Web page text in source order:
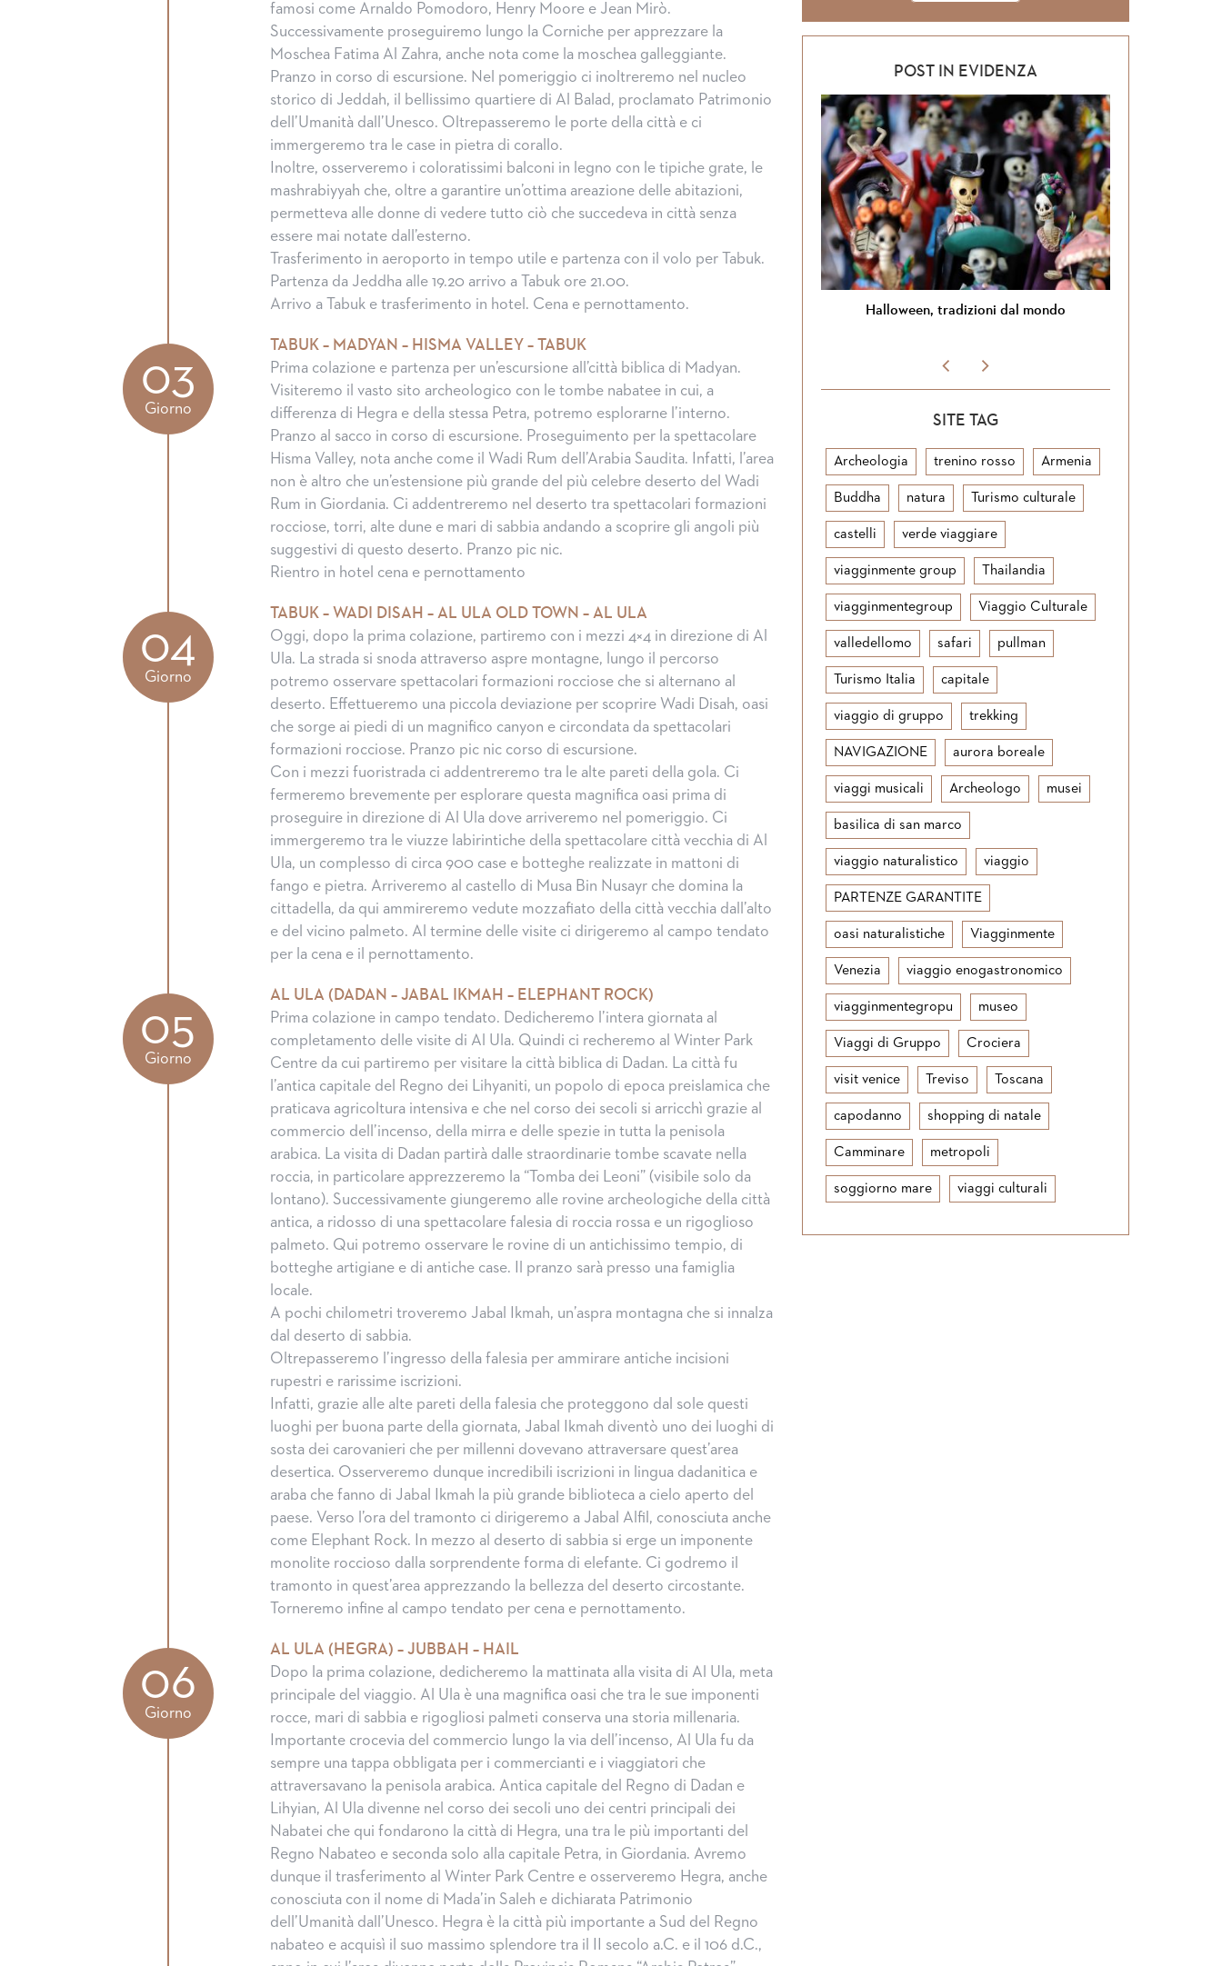
famosi come Arnaldo Pomodoro, Henry Moore e Jean Mirò.
Successivamente proseguiremo lungo la Corniche per apprezzare la
Moschea Fatima Al Zahra, anche nota come la moschea galleggiante.
Pranzo in corso di escursione. Nel pomeriggio ci inoltreremo nel nucleo
storico di Jeddah, il bellissimo quartiere di Al Balad, proclamato Patrimonio
dell’Umanità dall’Unesco. Oltrepasseremo le porte della città e ci
immergeremo tra le case in pietra di corallo.
Inoltre, osserveremo i coloratissimi balconi in legno con le tipiche grate, le
mashrabiyyah che, oltre a garantire un’ottima areazione delle abitazioni,
permetteva alle donne di vedere tutto ciò che succedeva in città senza
essere mai notate dall’esterno.
Trasferimento in aeroporto in tempo utile e partenza con il volo per Tabuk.
Partenza da Jeddha alle 19.20 arrivo a Tabuk ore 21.00.
Arrivo a Tabuk e trasferimento in hotel. Cena e pernottamento.
03
Giorno
TABUK – MADYAN – HISMA VALLEY – TABUK
Prima colazione e partenza per un’escursione all’città biblica di Madyan.
Visiteremo il vasto sito archeologico con le tombe nabatee in cui, a
differenza di Hegra e della stessa Petra, potremo esplorarne l’interno.
Pranzo al sacco in corso di escursione. Proseguimento per la spettacolare
Hisma Valley, nota anche come il Wadi Rum dell’Arabia Saudita. Infatti, l’area
non è altro che un’estensione più grande del più celebre deserto del Wadi
Rum in Giordania. Ci addentreremo nel deserto tra spettacolari formazioni
rocciose, torri, alte dune e mari di sabbia andando a scoprire gli angoli più
suggestivi di questo deserto. Pranzo pic nic.
Rientro in hotel cena e pernottamento
04
Giorno
TABUK – WADI DISAH – AL ULA OLD TOWN – AL ULA
Oggi, dopo la prima colazione, partiremo con i mezzi 4×4 in direzione di Al
Ula. La strada si snoda attraverso aspre montagne, lungo il percorso
potremo osservare spettacolari formazioni rocciose che si alternano al
deserto. Effettueremo una piccola deviazione per scoprire Wadi Disah, oasi
che sorge ai piedi di un magnifico canyon e circondata da spettacolari
formazioni rocciose. Pranzo pic nic corso di escursione.
Con i mezzi fuoristrada ci addentreremo tra le alte pareti della gola. Ci
fermeremo brevemente per esplorare questa magnifica oasi prima di
proseguire in direzione di Al Ula dove arriveremo nel pomeriggio. Ci
immergeremo tra le viuzze labirintiche della spettacolare città vecchia di Al
Ula, un complesso di circa 900 case e botteghe realizzate in mattoni di
fango e pietra. Arriveremo al castello di Musa Bin Nusayr che domina la
cittadella, da qui ammireremo vedute mozzafiato della città vecchia dall’alto
e del vicino palmeto. Al termine delle visite ci dirigeremo al campo tendato
per la cena e il pernottamento.
05
Giorno
AL ULA (DADAN – JABAL IKMAH – ELEPHANT ROCK)
Prima colazione in campo tendato. Dedicheremo l’intera giornata al
completamento delle visite di Al Ula. Quindi ci recheremo al Winter Park
Centre da cui partiremo per visitare la città biblica di Dadan. La città fu
l’antica capitale del Regno dei Lihyaniti, un popolo di epoca preislamica che
praticava agricoltura intensiva e che nel corso dei secoli si arricchì grazie al
commercio dell’incenso, della mirra e delle spezie in tutta la penisola
arabica. La visita di Dadan partirà dalle straordinarie tombe scavate nella
roccia, in particolare apprezzeremo la “Tomba dei Leoni” (visibile solo da
lontano). Successivamente giungeremo alle rovine archeologiche della città
antica, a ridosso di una spettacolare falesia di roccia rossa e un rigoglioso
palmeto. Qui potremo osservare le rovine di un antichissimo tempio, di
botteghe artigiane e di antiche case. Il pranzo sarà presso una famiglia
locale.
A pochi chilometri troveremo Jabal Ikmah, un’aspra montagna che si innalza
dal deserto di sabbia.
Oltrepasseremo l’ingresso della falesia per ammirare antiche incisioni
rupestri e rarissime iscrizioni.
Infatti, grazie alle alte pareti della falesia che proteggono dal sole questi
luoghi per buona parte della giornata, Jabal Ikmah diventò uno dei luoghi di
sosta dei carovanieri che per millenni dovevano attraversare quest’area
desertica. Osserveremo dunque incredibili iscrizioni in lingua dadanitica e
araba che fanno di Jabal Ikmah la più grande biblioteca a cielo aperto del
paese. Verso l’ora del tramonto ci dirigeremo a Jabal Alfil, conosciuta anche
come Elephant Rock. In mezzo al deserto di sabbia si erge un imponente
monolite roccioso dalla sorprendente forma di elefante. Ci godremo il
tramonto in quest’area apprezzando la bellezza del deserto circostante.
Torneremo infine al campo tendato per cena e pernottamento.
06
Giorno
AL ULA (HEGRA) – JUBBAH – HAIL
Dopo la prima colazione, dedicheremo la mattinata alla visita di Al Ula, meta
principale del viaggio. Al Ula è una magnifica oasi che tra le sue imponenti
rocce, mari di sabbia e rigogliosi palmeti conserva una storia millenaria.
Importante crocevia del commercio lungo la via dell’incenso, Al Ula fu da
sempre una tappa obbligata per i commercianti e i viaggiatori che
attraversavano la penisola arabica. Antica capitale del Regno di Dadan e
Lihyian, Al Ula divenne nel corso dei secoli uno dei centri principali dei
Nabatei che qui fondarono la città di Hegra, una tra le più importanti del
Regno Nabateo e seconda solo alla capitale Petra, in Giordania. Avremo
dunque il trasferimento al Winter Park Centre e osserveremo Hegra, anche
conosciuta con il nome di Mada’in Saleh e dichiarata Patrimonio
dell’Umanità dall’Unesco. Hegra è la città più importante a Sud del Regno
nabateo e acquisì il suo massimo splendore tra il II secolo a.C. e il 106 d.C.,
POST IN EVIDENZA
Halloween, tradizioni dal mondo Si torna in Giordania
SITE TAG
Archeologia trenino rosso Armenia
Buddha natura Turismo culturale
castelli verde viaggiare
viagginmente group Thailandia
viagginmentegroup Viaggio Culturale
valledellomo safari pullman
Turismo Italia capitale
viaggio di gruppo trekking
NAVIGAZIONE aurora boreale
viaggi musicali Archeologo musei
basilica di san marco
viaggio naturalistico viaggio
PARTENZE GARANTITE
oasi naturalistiche Viagginmente
Venezia viaggio enogastronomico
viagginmentegropu museo
Viaggi di Gruppo Crociera
visit venice Treviso Toscana
capodanno shopping di natale
Camminare metropoli
soggiorno mare viaggi culturali